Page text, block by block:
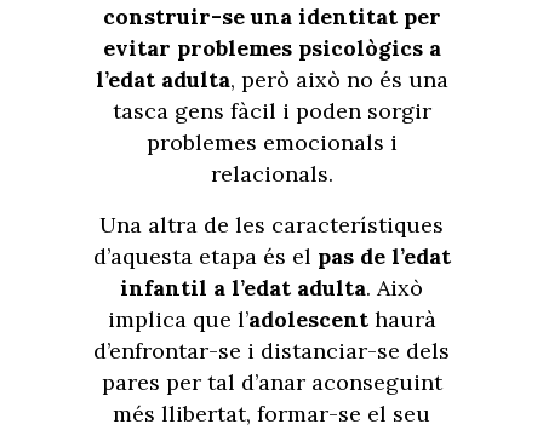
construir-se una identitat per
evitar problemes psicològics a
l’edat adulta, però això no és una
tasca gens fàcil i poden sorgir
problemes emocionals i
relacionals.
Una altra de les característiques
d’aquesta etapa és el pas de l’edat
infantil a l’edat adulta. Això
implica que l’adolescenthaurà
d’enfrontar-se i distanciar-se dels
pares per tal d’anar aconseguint
més llibertat, formar-se el seu